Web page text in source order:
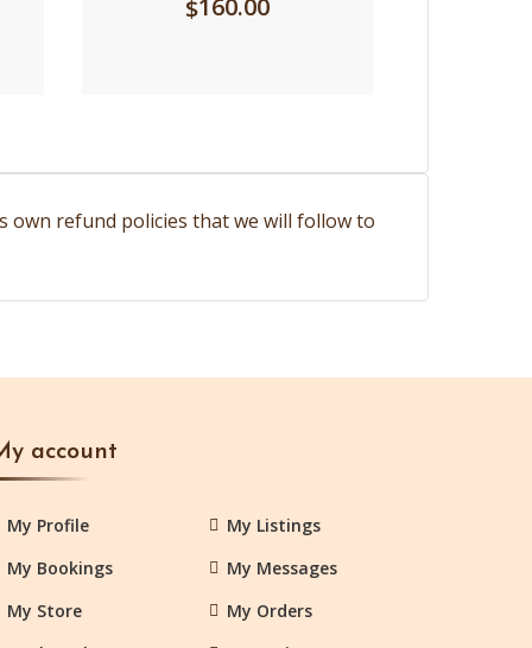
$160.00
own refund policies that we will follow to
account
My Profile
My Listings
My Bookings
My Messages
My Store
My Orders